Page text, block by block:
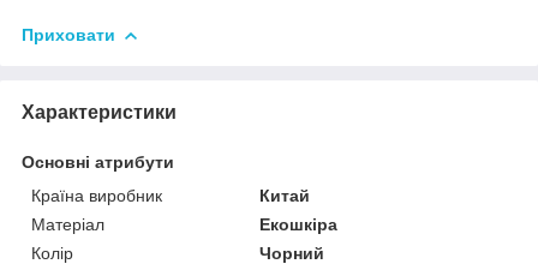
Приховати
Характеристики
Основні атрибути
Країна виробник
Китай
Матеріал
Екошкіра
Колір
Чорний